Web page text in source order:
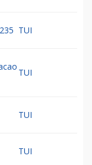
TUI
TUI
TUI
TUI